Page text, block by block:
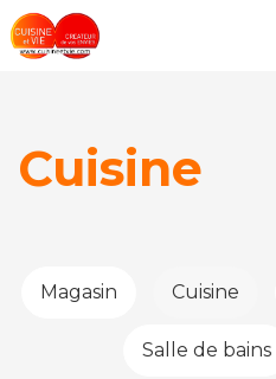
Cuisine
Magasin Cuisine
Salle de bains